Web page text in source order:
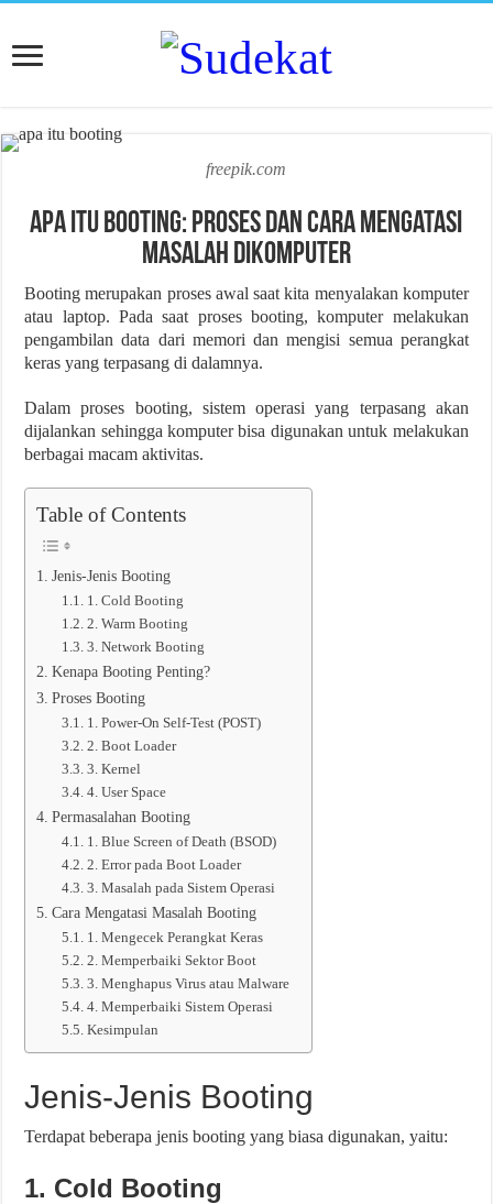
freepik.com
Apa Itu Booting: Proses dan Cara Mengatasi
Masalah Dikomputer
Booting merupakan proses awal saat kita menyalakan komputer
atau laptop. Pada saat proses booting, komputer melakukan
pengambilan data dari memori dan mengisi semua perangkat
keras yang terpasang di dalamnya.
Dalam proses booting, sistem operasi yang terpasang akan
dijalankan sehingga komputer bisa digunakan untuk melakukan
berbagai macam aktivitas.
Table of Contents
Jenis-Jenis Booting
1. Cold Booting
2. Warm Booting
3. Network Booting
Kenapa Booting Penting?
Proses Booting
1. Power-On Self-Test (POST)
2. Boot Loader
3. Kernel
4. User Space
Permasalahan Booting
1. Blue Screen of Death (BSOD)
2. Error pada Boot Loader
3. Masalah pada Sistem Operasi
Cara Mengatasi Masalah Booting
1. Mengecek Perangkat Keras
2. Memperbaiki Sektor Boot
3. Menghapus Virus atau Malware
4. Memperbaiki Sistem Operasi
Kesimpulan
Jenis-Jenis Booting
Terdapat beberapa jenis booting yang biasa digunakan, yaitu:
1. Cold Booting